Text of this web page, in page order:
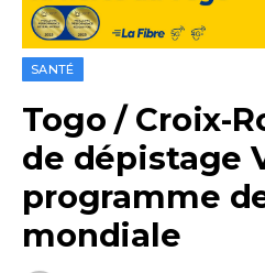
SANTÉ
Togo / Croix-
de dépistage
programme
mondiale